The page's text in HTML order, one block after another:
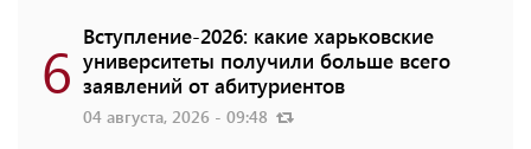
6 Вступление-2026: какие харьковские
университеты получили больше всего
заявлений от абитуриентов
04 августа, 2026 - 09:48